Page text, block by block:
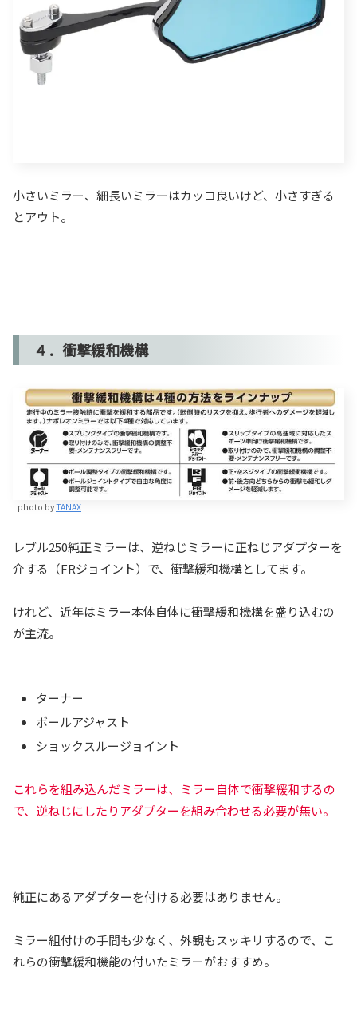
小さいミラー、細長いミラーはカッコ良いけど、小さすぎる
とアウト。
４．衝撃緩和機構
photo byTANAX
レブル250純正ミラーは、逆ねじミラーに正ねじアダプターを
介する（FRジョイント）で、衝撃緩和機構としてます。
けれど、近年はミラー本体自体に衝撃緩和機構を盛り込むの
が主流。
ターナー
ボールアジャスト
ショックスルージョイント
これらを組み込んだミラーは、ミラー自体で衝撃緩和するの
で、逆ねじにしたりアダプターを組み合わせる必要が無い。
純正にあるアダプターを付ける必要はありません。
ミラー組付けの手間も少なく、外観もスッキリするので、こ
れらの衝撃緩和機能の付いたミラーがおすすめ。